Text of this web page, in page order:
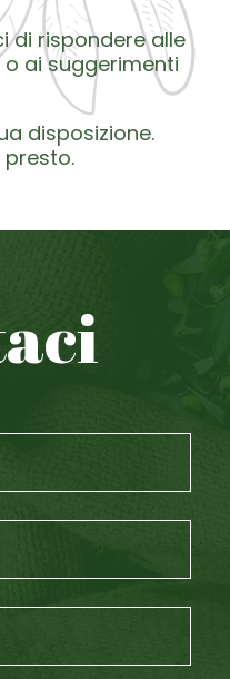
di rispondere alle
ai suggerimenti
disposizione.